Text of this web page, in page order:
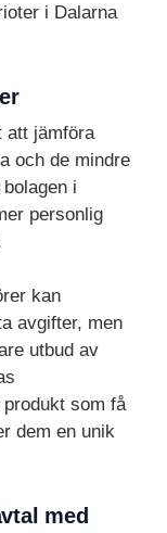
i Dalarna
att jämföra
och de mindre
i
personlig
kan
avgifter, men
utbud av
som få
dem en unik
med